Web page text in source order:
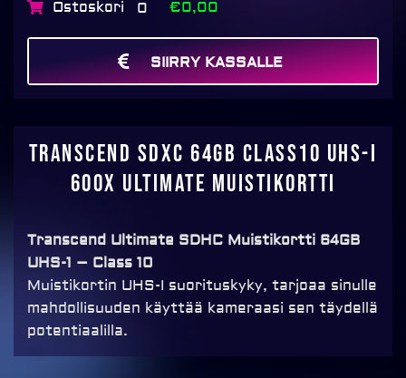
Ostoskori 0 €0,00
SIIRRY KASSALLE
Transcend SDXC 64GB Class10 UHS-I
600x Ultimate muistikortti
Transcend Ultimate SDHC Muistikortti 64GB
UHS-1 – Class 10
Muistikortin UHS-I suorituskyky, tarjoaa sinulle
mahdollisuuden käyttää kameraasi sen täydellä
potentiaalilla.